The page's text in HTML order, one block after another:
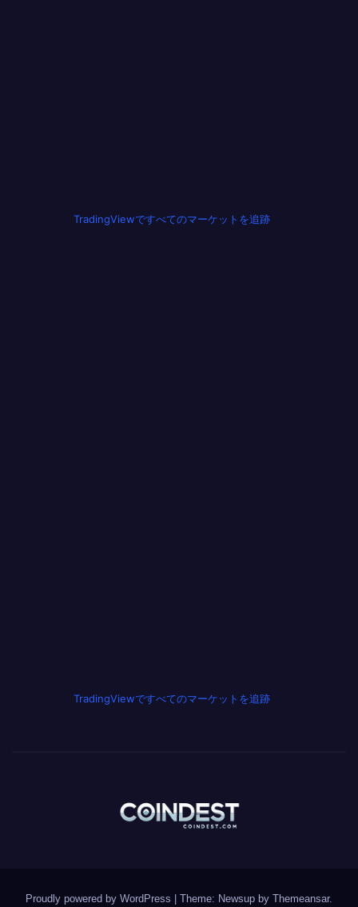
TradingViewですべてのマーケットを追跡
TradingViewですべてのマーケットを追跡
Proudly powered by WordPress | Theme: Newsup by Themeansar.